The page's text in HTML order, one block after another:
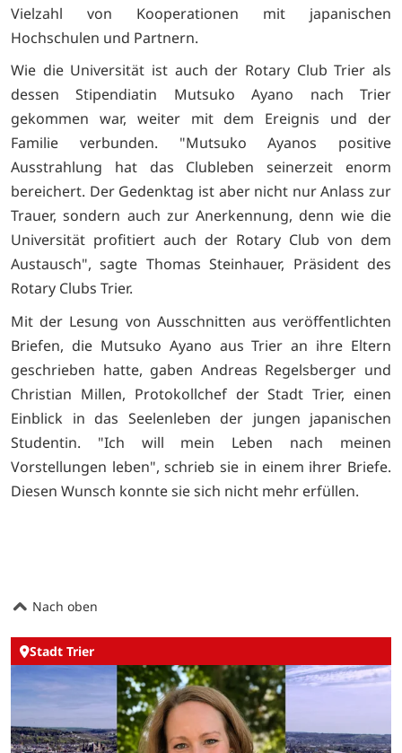
Vielzahl von Kooperationen mit japanischen
Hochschulen und Partnern.
Wie die Universität ist auch der Rotary Club Trier als
dessen Stipendiatin Mutsuko Ayano nach Trier
gekommen war, weiter mit dem Ereignis und der
Familie verbunden. "Mutsuko Ayanos positive
Ausstrahlung hat das Clubleben seinerzeit enorm
bereichert. Der Gedenktag ist aber nicht nur Anlass zur
Trauer, sondern auch zur Anerkennung, denn wie die
Universität profitiert auch der Rotary Club von dem
Austausch", sagte Thomas Steinhauer, Präsident des
Rotary Clubs Trier.
Mit der Lesung von Ausschnitten aus veröffentlichten
Briefen, die Mutsuko Ayano aus Trier an ihre Eltern
geschrieben hatte, gaben Andreas Regelsberger und
Christian Millen, Protokollchef der Stadt Trier, einen
Einblick in das Seelenleben der jungen japanischen
Studentin. "Ich will mein Leben nach meinen
Vorstellungen leben", schrieb sie in einem ihrer Briefe.
Diesen Wunsch konnte sie sich nicht mehr erfüllen.
Nach oben
Stadt Trier